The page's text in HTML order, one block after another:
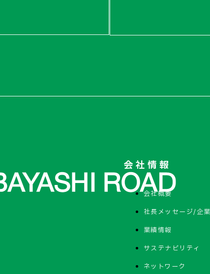
会社情報
会社概要
社長メッセージ/企
業績情報
サステナビリティ
ネットワーク